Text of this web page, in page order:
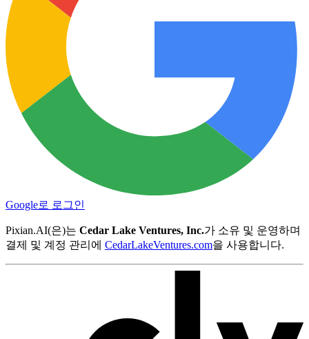
Google로 로그인
Pixian.AI(은)는 Cedar Lake Ventures, Inc.가 소유 및 운영하며
결제 및 계정 관리에 CedarLakeVentures.com을 사용합니다.